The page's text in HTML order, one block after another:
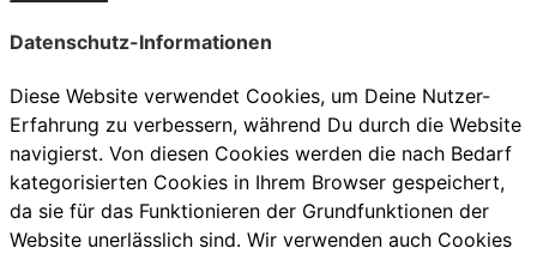
Datenschutz-Informationen
Diese Website verwendet Cookies, um Deine Nutzer-
Erfahrung zu verbessern, während Du durch die Website
navigierst. Von diesen Cookies werden die nach Bedarf
kategorisierten Cookies in Ihrem Browser gespeichert,
da sie für das Funktionieren der Grundfunktionen der
Website unerlässlich sind. Wir verwenden auch Cookies